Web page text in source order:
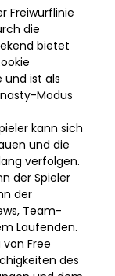
Freiwurflinie
die
bietet
und ist als
Modus
kann sich
und die
verfolgen.
der Spieler
der
Team-
Laufenden.
Free
des